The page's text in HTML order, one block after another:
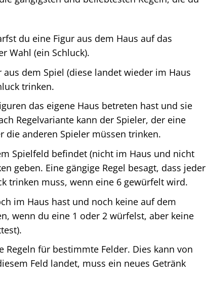
du eine Figur aus dem Haus auf das
Wahl (ein Schluck).
dem Spiel (diese landet wieder im Haus
trinken.
das eigene Haus betreten hast und sie
Regelvariante kann der Spieler, der eine
die anderen Spieler müssen trinken.
Spielfeld befindet (nicht im Haus und nicht
geben. Eine gängige Regel besagt, dass jeder
trinken muss, wenn eine 6 gewürfelt wird.
im Haus hast und noch keine auf dem
wenn du eine 1 oder 2 würfelst, aber keine
Regeln für bestimmte Felder. Dies kann von
Feld landet, muss ein neues Getränk